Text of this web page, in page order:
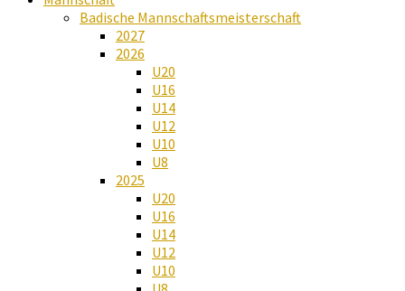
Badische Mannschaftsmeisterschaft
2027
2026
U20
U16
U14
U12
U10
U8
2025
U20
U16
U14
U12
U10